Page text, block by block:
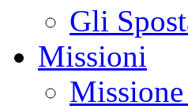
Gli
Missioni